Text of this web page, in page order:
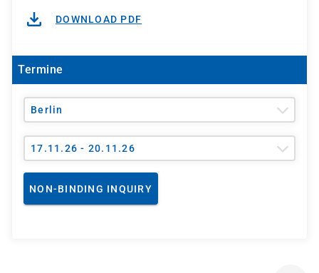
DOWNLOAD PDF
Termine
Berlin
17.11.26 - 20.11.26
NON-BINDING INQUIRY